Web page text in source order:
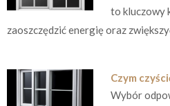
to kluczowy
zaoszczędzić energię oraz
Czym
Wybór